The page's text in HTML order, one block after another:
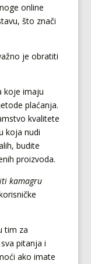
online
što znači
je obratiti
koje imaju
plaćanja.
kvalitete
koja nudi
budite
proizvoda.
kamagru
tim za
pitanja i
ako imate